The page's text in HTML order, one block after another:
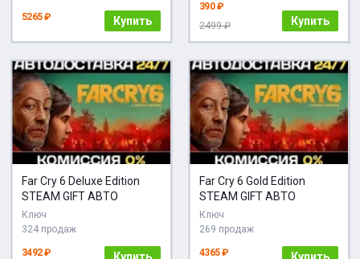
5265 ₽ Купить
390 ₽
2499 ₽
Купить
Far Cry 6 Deluxe Edition
STEAM GIFT АВТО
Ключ
324 продаж
3492 ₽
Far Cry 6 Gold Edition
STEAM GIFT АВТО
Ключ
269 продаж
4365 ₽